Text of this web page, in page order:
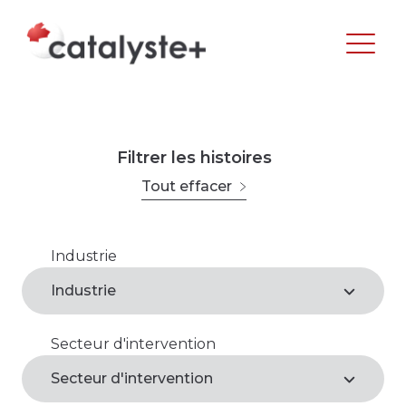
Filtrer les histoires
Tout effacer
Industrie
Industrie
Agroalimentaire
Arts, loisirs et culture
Secteur d'intervention
Secteur d'intervention
Agroalimentaire*